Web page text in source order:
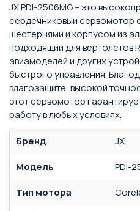
JX PDI-2506MG – это
сердечниковый сервомотор
шестернями и корпусом из
подходящий для вертолетов
авиамоделей и других
быстрого управления.
влагозащите, высокой
этот сервомотор
работу в любых условиях.
Бренд
JX
Модель
PDI-
Тип мотора